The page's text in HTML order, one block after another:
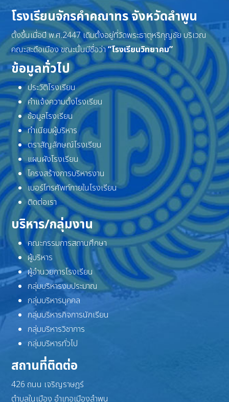
โรงเรียนจักรคำคณาทร จังหวัดลำพูน
ตั้งขึ้นเมื่อปี พ.ศ.2447 เดิมตั้งอยู่ที่วัดพระธาตุหริภุญชัย บริเวณ
คณะสะดือเมือง ขณะนั้นมีชื่อว่า“โรงเรียนวิทยาคม”
ข้อมูลทั่วไป
ประวัติโรงเรียน
คำแจ้งความตั้งโรงเรียน
ข้อมูลโรงเรียน
ทำเนียบผู้บริหาร
ตราสัญลักษณ์โรงเรียน
แผนผังโรงเรียน
โครงสร้างการบริหารงาน
เบอร์โทรศัพท์ภายในโรงเรียน
ติดต่อเรา
บริหาร/กลุ่มงาน
คณะกรรมการสถานศึกษา
ผู้บริหาร
ผู้อำนวยการโรงเรียน
กลุ่มบริหารงบประมาณ
กลุ่มบริหารบุคคล
กลุ่มบริหารกิจการนักเรียน
กลุ่มบริหารวิชาการ
กลุ่มบริหารทั่วไป
สถานที่ติดต่อ
426 ถนน เจริญราษฎร์
ตำบลในเมือง อำเภอเมืองลำพูน